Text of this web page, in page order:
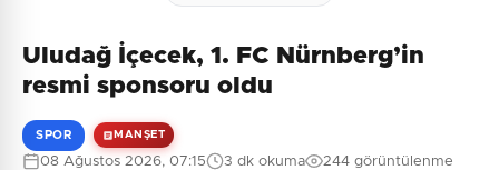
Uludağ İçecek, 1. FC Nürnberg’in
resmi sponsoru oldu
SPOR MANŞET
08 Ağustos 2026, 07:15 3 dk okuma 244 görüntülenme